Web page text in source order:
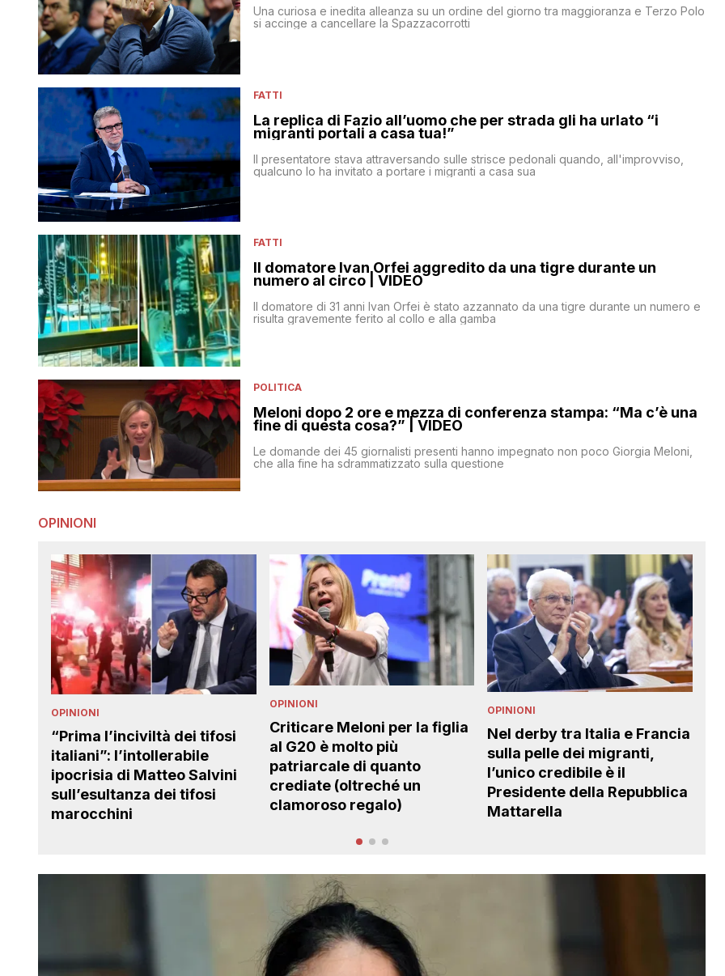
Una curiosa e inedita alleanza su un ordine del giorno tra maggioranza e Terzo Polo
si accinge a cancellare la Spazzacorrotti
FATTI
La replica di Fazio all’uomo che per strada gli ha urlato “i
migranti portali a casa tua!”
Il presentatore stava attraversando sulle strisce pedonali quando, all'improvviso,
qualcuno lo ha invitato a portare i migranti a casa sua
FATTI
Il domatore Ivan Orfei aggredito da una tigre durante un
numero al circo | VIDEO
Il domatore di 31 anni Ivan Orfei è stato azzannato da una tigre durante un numero e
risulta gravemente ferito al collo e alla gamba
POLITICA
Meloni dopo 2 ore e mezza di conferenza stampa: “Ma c’è una
fine di questa cosa?” | VIDEO
Le domande dei 45 giornalisti presenti hanno impegnato non poco Giorgia Meloni,
che alla fine ha sdrammatizzato sulla questione
OPINIONI
OPINIONI
“Prima l’inciviltà dei tifosi
italiani”: l’intollerabile
ipocrisia di Matteo Salvini
sull’esultanza dei tifosi
marocchini
OPINIONI
Criticare Meloni per la figlia
al G20 è molto più
patriarcale di quanto
crediate (oltreché un
clamoroso regalo)
OPINIONI
Nel derby tra Italia e Francia
sulla pelle dei migranti,
l’unico credibile è il
Presidente della Repubblica
Mattarella